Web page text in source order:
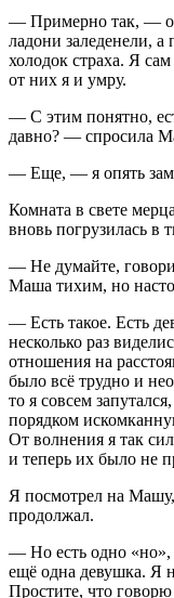
— Примерно так, —
ладони заледенели,
холодок страха. Я
от них я и умру.
— С этим понятно,
давно? — спросила
— Еще, — я опять
Комната в свете
вновь погрузилась в
— Не думайте,
Маша тихим, но
— Есть такое. Есть
несколько раз
отношения на
было всё трудно и
то я совсем
порядком
От волнения я так
и теперь их было не
Я посмотрел на
продолжал.
— Но есть одно
ещё одна девушка. Я
Простите, что